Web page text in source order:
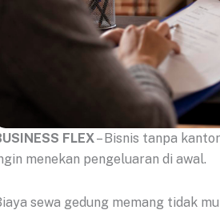
FLEX– Bisnis tanpa
menekan pengeluaran di awal.
sewa gedung memang tidak